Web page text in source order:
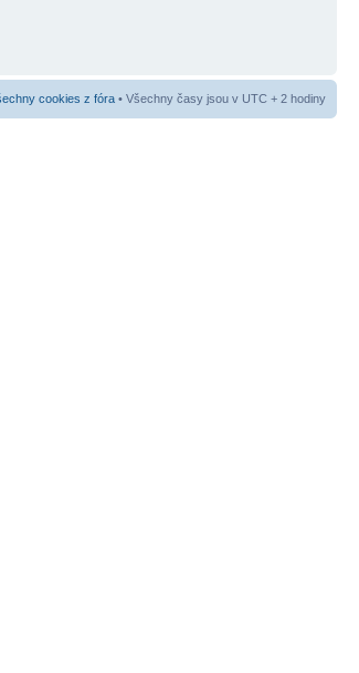
cookies z fóra • Všechny časy jsou v UTC + 2 hodiny